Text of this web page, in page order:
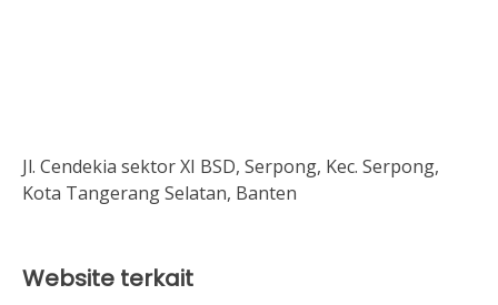
Jl. Cendekia sektor XI BSD, Serpong, Kec. Serpong,
Kota Tangerang Selatan, Banten
Website terkait